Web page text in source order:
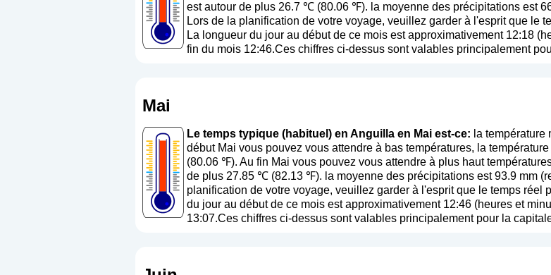
est autour de plus 26.7 ℃ (80.06 ℉). la moyenne des précipitations est
Lors de la planification de votre voyage, veuillez garder à l'esprit que le
La longueur du jour au début de ce mois est approximativement 12:18
fin du mois 12:46.Ces chiffres ci-dessus sont valables principalement
Mai
Le temps typique (habituel) en Anguilla en Mai est-ce: la
début Mai vous pouvez vous attendre à bas températures, la
(80.06 ℉). Au fin Mai vous pouvez vous attendre à plus haut
de plus 27.85 ℃ (82.13 ℉). la moyenne des précipitations est 93.9 mm (
planification de votre voyage, veuillez garder à l'esprit que le temps réel
du jour au début de ce mois est approximativement 12:46 (heures et
13:07.Ces chiffres ci-dessus sont valables principalement pour la